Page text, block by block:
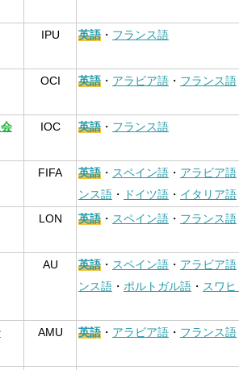
IPU 英語 ・ フランス語
OCI 英語 ・ アラビア語 ・ フランス語
IOC 英語 ・ フランス語
FIFA 英語 ・ スペイン語 ・ アラビア語
ンス語 ・ ドイツ語 ・ イタリア語
LON 英語 ・ スペイン語 ・ フランス語
AU 英語 ・ スペイン語 ・ アラビア語
ンス語 ・ ポルトガル語 ・ スワ
AMU 英語 ・ アラビア語 ・ フランス語